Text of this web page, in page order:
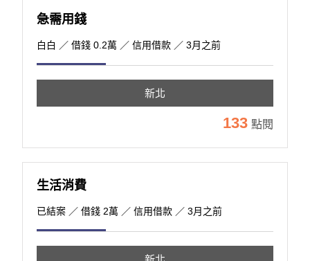
急需用錢
白白 ／ 借錢 0.2萬 ／ 信用借款 ／ 3月之前
新北
133 點閱
生活消費
已結案 ／ 借錢 2萬 ／ 信用借款 ／ 3月之前